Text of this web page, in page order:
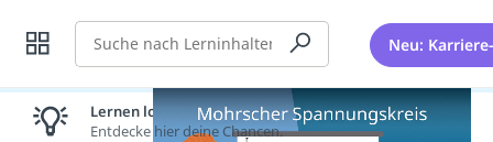
Suche Neu:
Lernen lohnt sich!
Entdecke hier deine Chancen.